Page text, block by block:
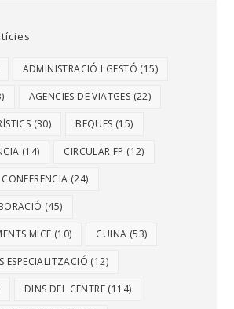
ADMINISTRACIÓ I GESTÓ (15)
AGENCIES DE VIATGES (22)
(30) BEQUES (15)
(14) CIRCULAR FP (12)
CONFERENCIA (24)
(45)
MICE (10) CUINA (53)
ESPECIALITZACIÓ (12)
DINS DEL CENTRE (114)